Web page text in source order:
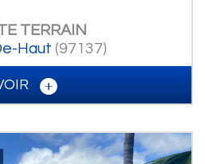
TERRAIN
Haut (97137)